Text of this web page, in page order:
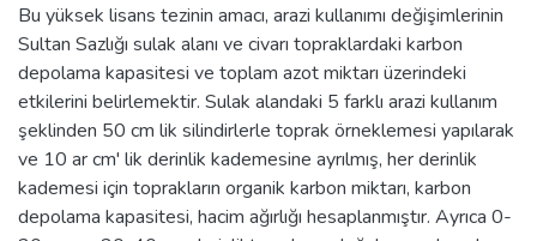
Bu yüksek lisans tezinin amacı, arazi kullanımı değişimlerinin
Sultan Sazlığı sulak alanı ve civarı topraklardaki karbon
depolama kapasitesi ve toplam azot miktarı üzerindeki
etkilerini belirlemektir. Sulak alandaki 5 farklı arazi kullanım
şeklinden 50 cm lik silindirlerle toprak örneklemesi yapılarak
ve 10 ar cm' lik derinlik kademesine ayrılmış, her derinlik
kademesi için toprakların organik karbon miktarı, karbon
depolama kapasitesi, hacim ağırlığı hesaplanmıştır. Ayrıca 0-